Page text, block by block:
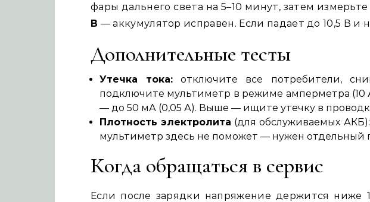
фары дальнего света на 5–10 минут, затем
В — аккумулятор исправен. Если падает до 10,5 В и
Дополнительные тесты
Утечка тока: отключите все потребители,
подключите мультиметр в режиме амперметра (10
— до 50 мА (0,05 А). Выше — ищите утечку в
Плотность электролита (для обслуживаемых
мультиметр здесь не поможет — нужен отдельный
Когда обращаться в сервис
Если после зарядки напряжение держится ниже